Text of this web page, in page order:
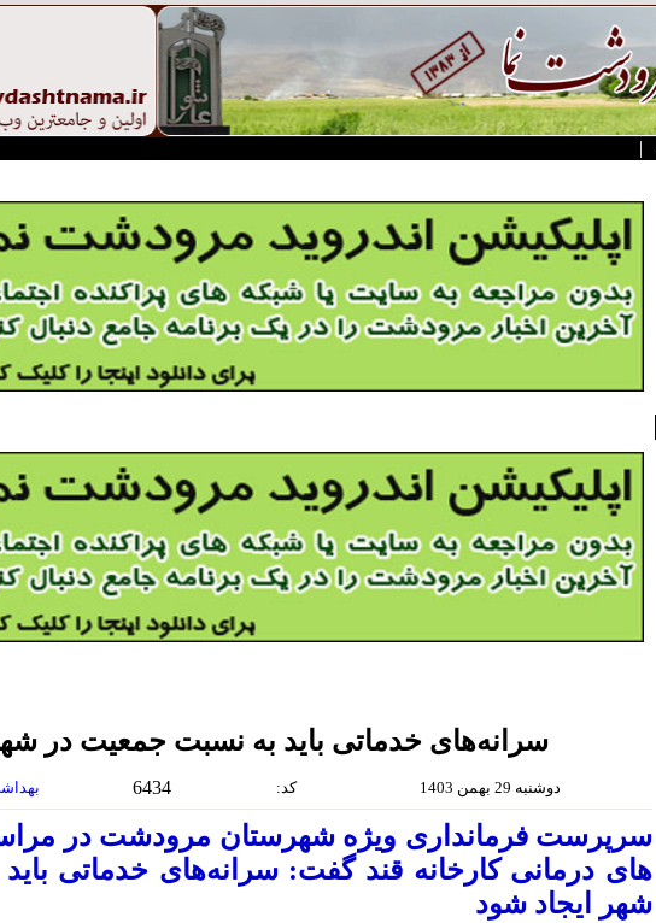
|
سرانه‌های خدماتی باید به نسبت جمعیت در
6434 :كد دوشنبه 29 بهمن 1403
سرپرست فرمانداری ویژه شهرستان مرودشت در
های درمانی کارخانه قند گفت: سرانه‌های خدماتی
شهر ایجاد شود